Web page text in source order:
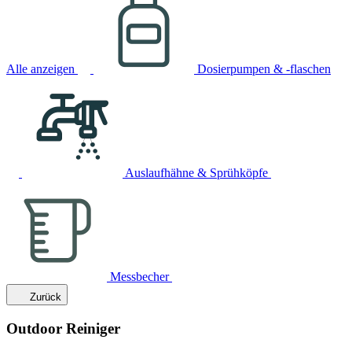
Alle anzeigen Dosierpumpen & -flaschen
Auslaufhähne & Sprühköpfe
Messbecher
Zurück
Outdoor Reiniger